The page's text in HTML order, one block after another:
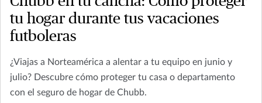
tu hogar durante tus vacaciones
futboleras
¿Viajas a Norteamérica a alentar a tu equipo en junio y
julio? Descubre cómo proteger tu casa o departamento
con el seguro de hogar de Chubb.